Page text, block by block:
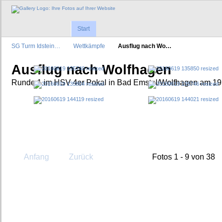
Start
SG Turm Idstein… Wettkämpfe Ausflug nach Wo…
Ausflug nach Wolfhagen
Runde 1 im HSV 4er Pokal in Bad Emstal/Wolfhagen am
Anfang Zurück Fotos 1 - 9 von 38